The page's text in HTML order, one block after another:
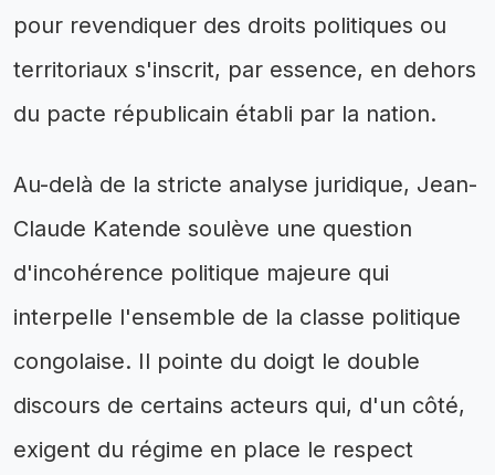
pour revendiquer des droits politiques ou
territoriaux s'inscrit, par essence, en dehors
du pacte républicain établi par la nation.
Au-delà de la stricte analyse juridique, Jean-
Claude Katende soulève une question
d'incohérence politique majeure qui
interpelle l'ensemble de la classe politique
congolaise. Il pointe du doigt le double
discours de certains acteurs qui, d'un côté,
exigent du régime en place le respect